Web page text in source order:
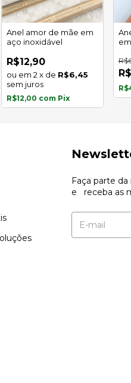
Anel amor de mãe em
aço inoxidável
R$12,90
2 x de R$6,45
sem juros
R$12,00 com Pix
Faça parte
e receba as